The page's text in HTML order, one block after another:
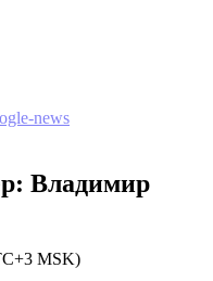
news
Владимир
MSK)